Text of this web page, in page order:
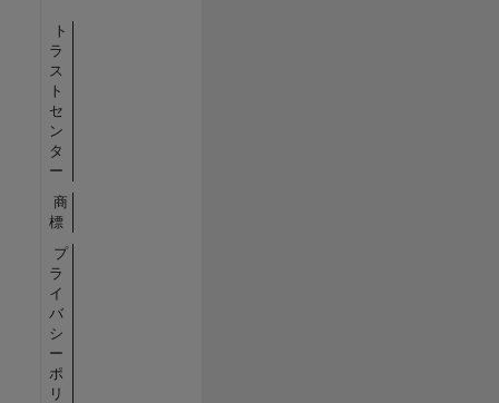
ト
ラ
ス
ト
セ
ン
タ
ー
商
標
プ
ラ
イ
バ
シ
ー
ポ
リ